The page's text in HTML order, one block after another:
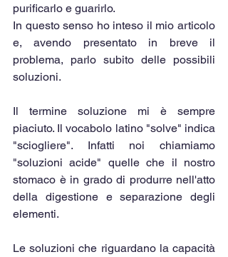
purificarlo e guarirlo.
In questo senso ho inteso il mio articolo
e, avendo presentato in breve il
problema, parlo subito delle possibili
soluzioni.
Il termine soluzione mi è sempre
piaciuto. Il vocabolo latino "solve" indica
"sciogliere". Infatti noi chiamiamo
"soluzioni acide" quelle che il nostro
stomaco è in grado di produrre nell'atto
della digestione e separazione degli
elementi.
Le soluzioni che riguardano la capacità